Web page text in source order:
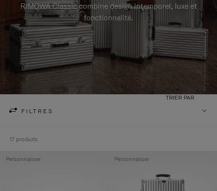
RIMOWA Classic combine design intemporel, luxe et
fonctionnalité.
FILTRES
TRIER PAR
17 produits
Personnaliser Personnaliser